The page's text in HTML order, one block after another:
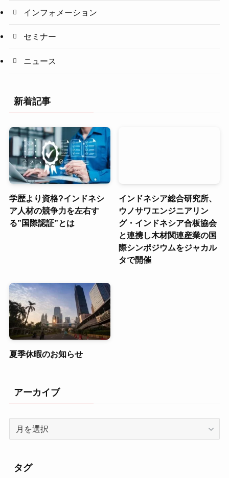
インフォメーション
セミナー
ニュース
新着記事
学歴より資格?インドネシ
ア人材の競争力を左右す
る”国際認証”とは
インドネシア総合研究所、
ウノサワエンジニアリン
グ・インドネシア合板協会
と連携し木材関連産業の国
際シンポジウムをジャカル
タで開催
夏季休暇のお知らせ
アーカイブ
ブ
タグ